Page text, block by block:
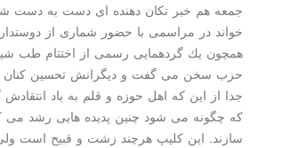
جمعه هم خبر تكان دهنده ای دست به دست
خواند در مراسمی با حضور شماری از
همچون یك گردهمایی رسمی از اختتام طب
حزب سخن می گفت و دیگرانش تحسین كنان
جدا از این كه اهل حوزه و قلم به باد انتقادش
كه چگونه می شود چنین پدیده هایی رشد می
سازند. این كلیپ هرچند زشت و قبیح است